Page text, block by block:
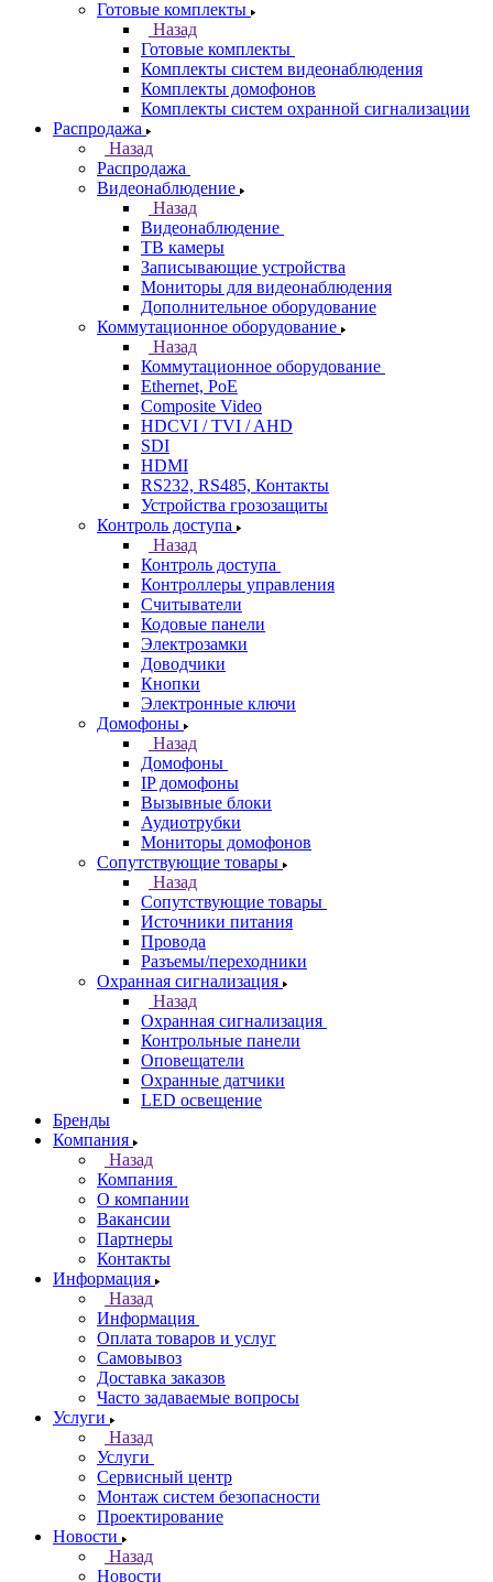
Готовые комплекты
Назад
Готовые комплекты
Комплекты систем видеонаблюдения
Комплекты домофонов
Комплекты систем охранной сигнализации
Распродажа
Назад
Распродажа
Видеонаблюдение
Назад
Видеонаблюдение
ТВ камеры
Записывающие устройства
Мониторы для видеонаблюдения
Дополнительное оборудование
Коммутационное оборудование
Назад
Коммутационное оборудование
Ethernet, PoE
Composite Video
HDCVI / TVI / AHD
SDI
HDMI
RS232, RS485, Контакты
Устройства грозозащиты
Контроль доступа
Назад
Контроль доступа
Контроллеры управления
Считыватели
Кодовые панели
Электрозамки
Доводчики
Кнопки
Электронные ключи
Домофоны
Назад
Домофоны
IP домофоны
Вызывные блоки
Аудиотрубки
Мониторы домофонов
Сопутствующие товары
Назад
Сопутствующие товары
Источники питания
Провода
Разъемы/переходники
Охранная сигнализация
Назад
Охранная сигнализация
Контрольные панели
Оповещатели
Охранные датчики
LED освещение
Бренды
Компания
Назад
Компания
О компании
Вакансии
Партнеры
Контакты
Информация
Назад
Информация
Оплата товаров и услуг
Самовывоз
Доставка заказов
Часто задаваемые вопросы
Услуги
Назад
Услуги
Сервисный центр
Монтаж систем безопасности
Проектирование
Новости
Назад
Новости